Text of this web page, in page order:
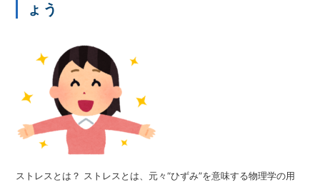
ょう
ストレスとは？ ストレスとは、元々“ひずみ”を意味する物理学の用